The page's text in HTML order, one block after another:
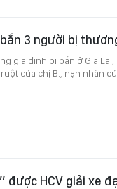
3 người bị
gia đình bị bắn ở Gia Lai,
của chị B., nạn nhân
được HCV giải xe